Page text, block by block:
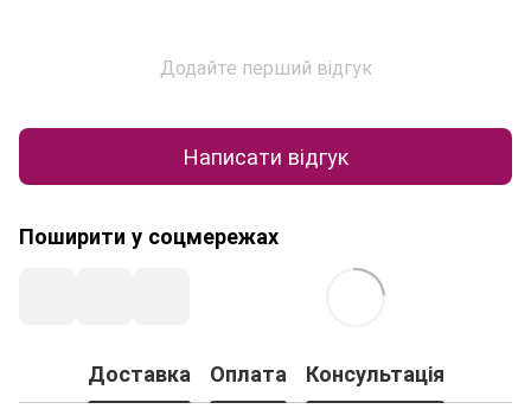
Додайте перший відгук
Написати відгук
Поширити у соцмережах
Доставка Оплата Консультація